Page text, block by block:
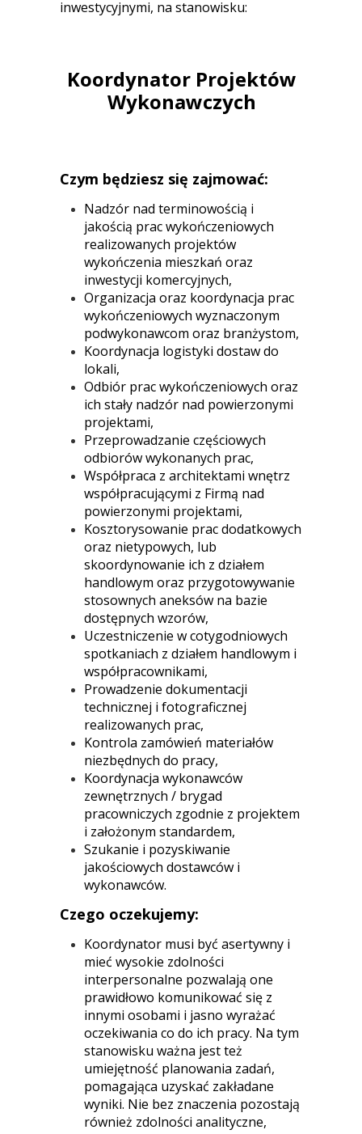
inwestycyjnymi, na stanowisku:
Koordynator Projektów
Wykonawczych
Czym będziesz się zajmować:
Nadzór nad terminowością i
jakością prac wykończeniowych
realizowanych projektów
wykończenia mieszkań oraz
inwestycji komercyjnych,
Organizacja oraz koordynacja prac
wykończeniowych wyznaczonym
podwykonawcom oraz branżystom,
Koordynacja logistyki dostaw do
lokali,
Odbiór prac wykończeniowych oraz
ich stały nadzór nad powierzonymi
projektami,
Przeprowadzanie częściowych
odbiorów wykonanych prac,
Współpraca z architektami wnętrz
współpracującymi z Firmą nad
powierzonymi projektami,
Kosztorysowanie prac dodatkowych
oraz nietypowych, lub
skoordynowanie ich z działem
handlowym oraz przygotowywanie
stosownych aneksów na bazie
dostępnych wzorów,
Uczestniczenie w cotygodniowych
spotkaniach z działem handlowym i
współpracownikami,
Prowadzenie dokumentacji
technicznej i fotograficznej
realizowanych prac,
Kontrola zamówień materiałów
niezbędnych do pracy,
Koordynacja wykonawców
zewnętrznych / brygad
pracowniczych zgodnie z projektem
i założonym standardem,
Szukanie i pozyskiwanie
jakościowych dostawców i
wykonawców.
Czego oczekujemy:
Koordynator musi być asertywny i
mieć wysokie zdolności
interpersonalne pozwalają one
prawidłowo komunikować się z
innymi osobami i jasno wyrażać
oczekiwania co do ich pracy. Na tym
stanowisku ważna jest też
umiejętność planowania zadań,
pomagająca uzyskać zakładane
wyniki. Nie bez znaczenia pozostają
również zdolności analityczne,